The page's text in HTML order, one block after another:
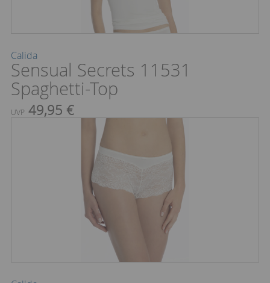
Calida
Sensual Secrets 11531
Spaghetti-Top
UVP 49,95 €